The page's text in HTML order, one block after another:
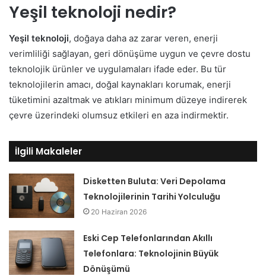
Yeşil teknoloji nedir?
Yeşil teknoloji, doğaya daha az zarar veren, enerji
verimliliği sağlayan, geri dönüşüme uygun ve çevre dostu
teknolojik ürünler ve uygulamaları ifade eder. Bu tür
teknolojilerin amacı, doğal kaynakları korumak, enerji
tüketimini azaltmak ve atıkları minimum düzeye indirerek
çevre üzerindeki olumsuz etkileri en aza indirmektir.
İlgili Makaleler
Disketten Buluta: Veri Depolama
Teknolojilerinin Tarihi Yolculuğu
20 Haziran 2026
Eski Cep Telefonlarından Akıllı
Telefonlara: Teknolojinin Büyük
Dönüşümü